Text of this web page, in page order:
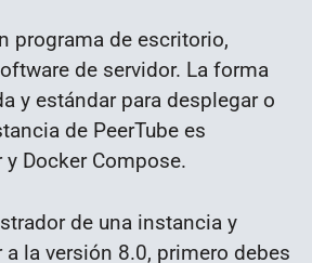
programa de escritorio,
de servidor. La forma
y estándar para desplegar o
de PeerTube es
Docker Compose.
de una instancia y
a la versión 8.0, primero debes